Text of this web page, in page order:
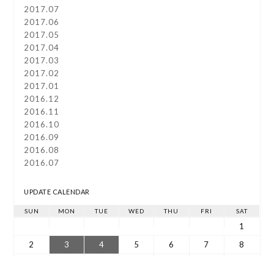
2017.07
2017.06
2017.05
2017.04
2017.03
2017.02
2017.01
2016.12
2016.11
2016.10
2016.09
2016.08
2016.07
UPDATE CALENDAR
SUN MON TUE WED THU FRI SAT
1
2
3 4 5 6 7
8